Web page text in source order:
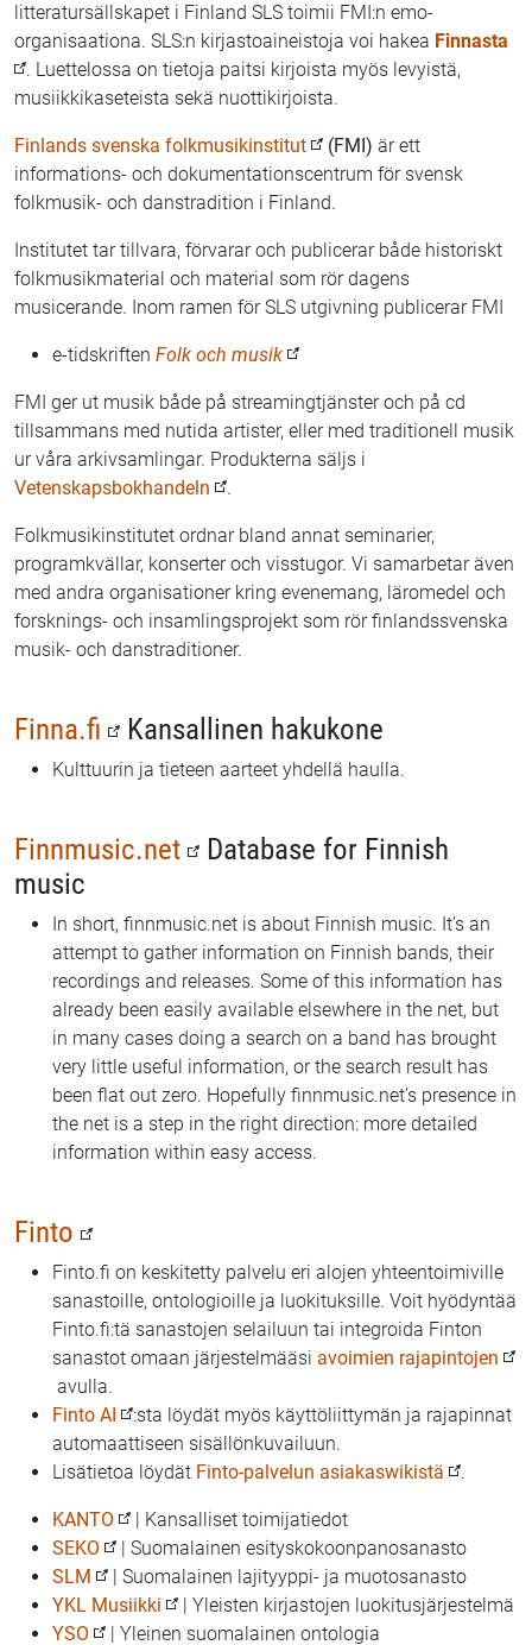
litteratursällskapet i Finland SLS toimii FMI:n emo-
organisaationa. SLS:n kirjastoaineistoja voi hakea Finnasta
. Luettelossa on tietoja paitsi kirjoista myös levyistä,
musiikkikaseteista sekä nuottikirjoista.
Finlands svenska folkmusikinstitut (FMI) är ett
informations- och dokumentationscentrum för svensk
folkmusik- och danstradition i Finland.
Institutet tar tillvara, förvarar och publicerar både historiskt
folkmusikmaterial och material som rör dagens
musicerande. Inom ramen för SLS utgivning publicerar FMI
e-tidskriften Folk och musik
FMI ger ut musik både på streamingtjänster och på cd
tillsammans med nutida artister, eller med traditionell musik
ur våra arkivsamlingar. Produkterna säljs i
Vetenskapsbokhandeln
.
Folkmusikinstitutet ordnar bland annat seminarier,
programkvällar, konserter och visstugor. Vi samarbetar även
med andra organisationer kring evenemang, läromedel och
forsknings- och insamlingsprojekt som rör finlandssvenska
musik- och danstraditioner.
Finna.fi Kansallinen hakukone
Kulttuurin ja tieteen aarteet yhdellä haulla.
Finnmusic.net
Database for Finnish
music
In short, finnmusic.net is about Finnish music. It’s an
attempt to gather information on Finnish bands, their
recordings and releases. Some of this information has
already been easily available elsewhere in the net, but
in many cases doing a search on a band has brought
very little useful information, or the search result has
been flat out zero. Hopefully finnmusic.net’s presence in
the net is a step in the right direction: more detailed
information within easy access.
Finto
Finto.fi on keskitetty palvelu eri alojen yhteentoimiville
sanastoille, ontologioille ja luokituksille. Voit hyödyntää
Finto.fi:tä sanastojen selailuun tai integroida Finton
sanastot omaan järjestelmääsi avoimien rajapintojen
avulla.
Finto AI
:sta löydät myös käyttöliittymän ja rajapinnat
automaattiseen sisällönkuvailuun.
Lisätietoa löydät Finto-palvelun asiakaswikistä .
KANTO
| Kansalliset toimijatiedot
SEKO
| Suomalainen esityskokoonpanosanasto
SLM
| Suomalainen lajityyppi- ja muotosanasto
YKL Musiikki
| Yleisten kirjastojen luokitusjärjestelmä
YSO
| Yleinen suomalainen ontologia